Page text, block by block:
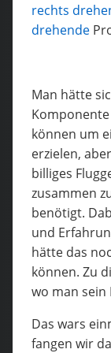
rechts
drehende
Man hätte
Komponente
können um
erzielen,
billiges
zusammen
benötigt.
und
hätte das
können. Zu
wo man sein
Das wars
fangen wir